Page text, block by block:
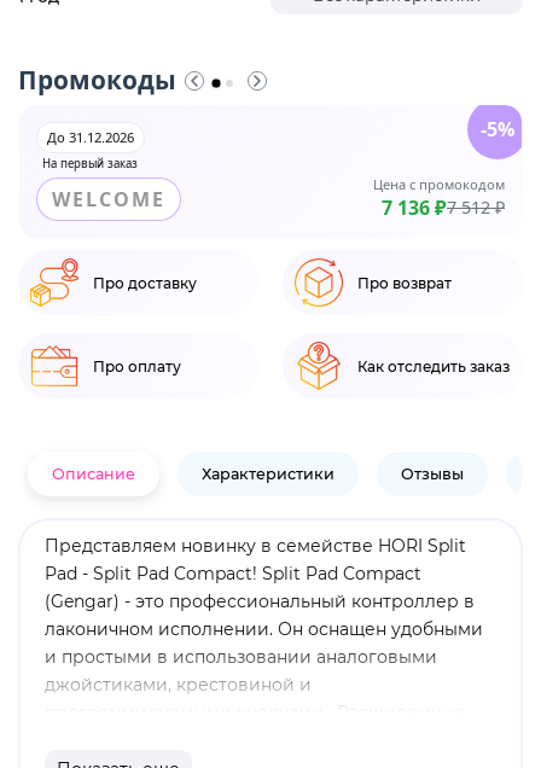
Промокоды
На первый заказ
До 31.12.2026
WELCOME
Цена с промокодом
7 136 ₽7 512 ₽
-5%
Про доставку Про возврат
Про оплату Как отследить заказ
Описание Характеристики Отзывы
Представляем новинку в семействе HORI Split
Pad - Split Pad Compact! Split Pad Compact
(Gengar) - это профессиональный контроллер в
лаконичном исполнении. Он оснащен удобными
и простыми в использовании аналоговыми
джойстиками, крестовиной и
программируемыми кнопками . Расширенные